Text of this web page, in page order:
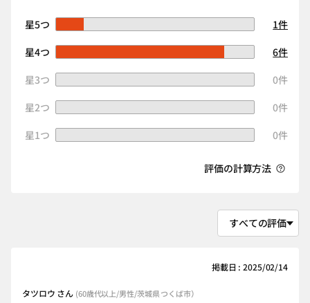
星5つ
1件
星4つ
6件
星3つ
0件
星2つ
0件
星1つ
0件
評価の計算方法
掲載日 : 2025/02/14
タツロウ さん (60歳代以上/男性/茨城県 つくば市）